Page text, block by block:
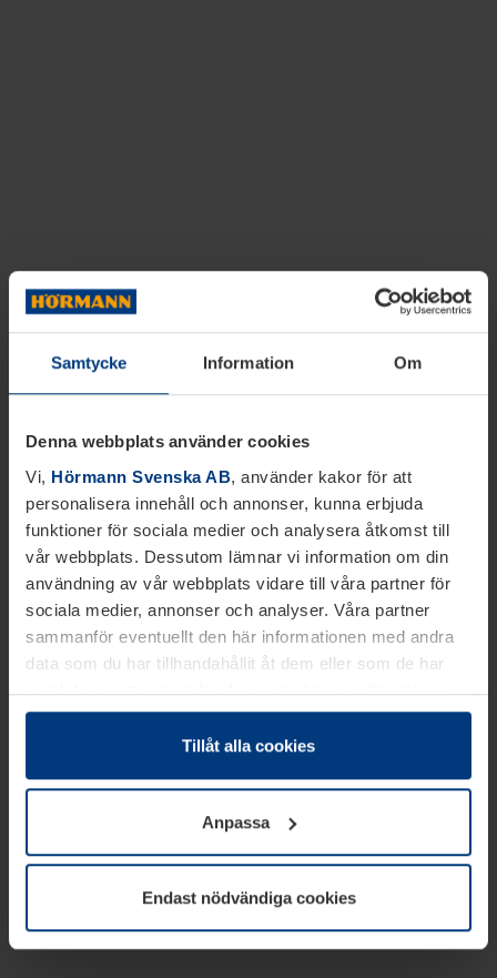
Samtycke Information Om
Denna webbplats använder cookies
Vi, Hörmann Svenska AB, använder kakor för att
personalisera innehåll och annonser, kunna erbjuda
funktioner för sociala medier och analysera åtkomst till
vår webbplats. Dessutom lämnar vi information om din
användning av vår webbplats vidare till våra partner för
sociala medier, annonser och analyser. Våra partner
sammanför eventuellt den här informationen med andra
data som du har tillhandahållit åt dem eller som de har
samlat in inom ramen för din användning av tjänsterna.
Juridiskt kan vi lagra kakor på din enhet, om de är
absolut nödvändiga för driften av den här webbplatsen.
godkännande kan du när som helst ändra eller återkalla i
informationen om kakor underDataskyddsförklaring
vår webbplats.
Tillåt alla cookies
Anpassa
Endast nödvändiga cookies